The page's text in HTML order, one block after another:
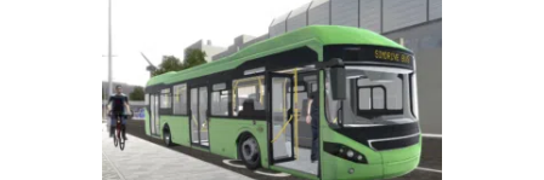
auf.
Die
Optionen
können
auf